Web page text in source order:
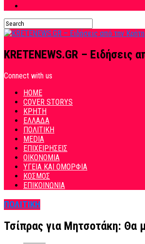
KRETENEWS.GR – Ειδήσεις
Connect with us
HOME
COVER STORYS
ΚΡΗΤΗ
ΕΛΛΑΔΑ
ΠΟΛΙΤΙΚΗ
MEDIA
ΕΠΙΧΕΙΡΗΣΕΙΣ
ΟΙΚΟΝΟΜΙΑ
ΥΓΕΙΑ ΚΑΙ ΟΜΟΡΦΙΑ
ΚΟΣΜΟΣ
ΕΠΙΚΟΙΝΩΝΙΑ
ΠΟΛΙΤΙΚΗ
Τσίπρας για Μητσοτάκη: Θα